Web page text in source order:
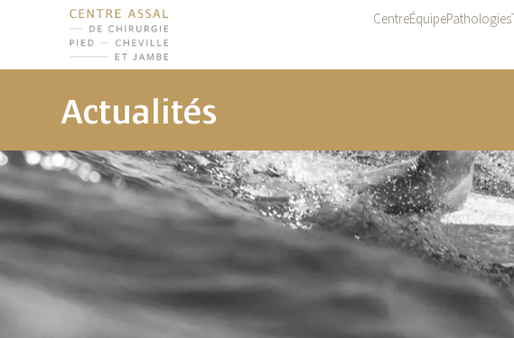
CentreÉquipePathologies
Actualités